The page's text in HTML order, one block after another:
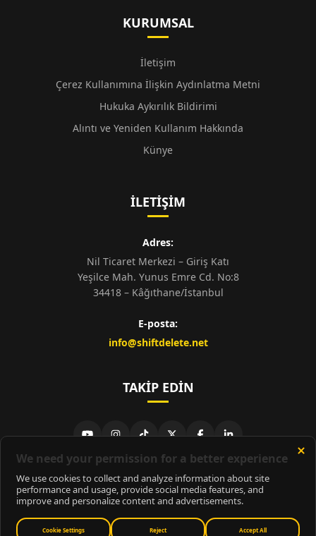
KURUMSAL
İletişim
Çerez Kullanımına İlişkin Aydınlatma Metni
Hukuka Aykırılık Bildirimi
Alıntı ve Yeniden Kullanım Hakkında
Künye
İLETIŞIM
Adres:
Nil Ticaret Merkezi – Giriş Katı
Yeşilce Mah. Yunus Emre Cd. No:8
34418 – Kâğıthane/İstanbul
E-posta:
info@shiftdelete.net
TAKIP EDIN
© 2026ShiftDelete.Net- Tüm hakları saklıdır.
ShiftDelete.Net, İnternet Medyası ve Bilişim Muhabirleri Derneği